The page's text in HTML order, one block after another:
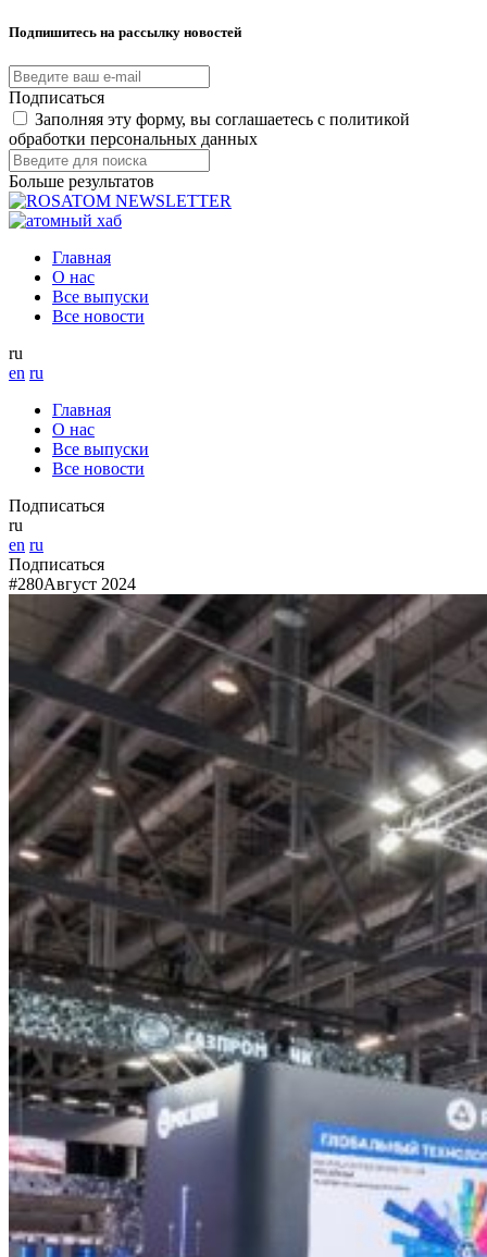
Подпишитесь на рассылку новостей
Подписаться
Заполняя эту форму, вы соглашаетесь с политикой
обработки персональных данных
Больше результатов
Главная
О нас
Все выпуски
Все новости
ru
en ru
Главная
О нас
Все выпуски
Все новости
Подписаться
ru
en ru
Подписаться
#280Август 2024